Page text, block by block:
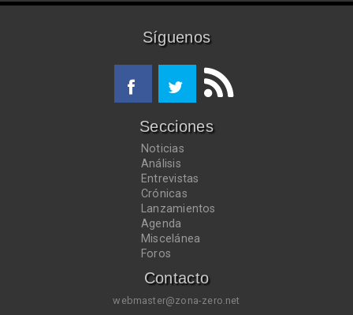
Síguenos
Secciones
Noticias
Análisis
Entrevistas
Crónicas
Lanzamientos
Agenda
Miscelánea
Foros
Contacto
webmaster@zona-zero.net